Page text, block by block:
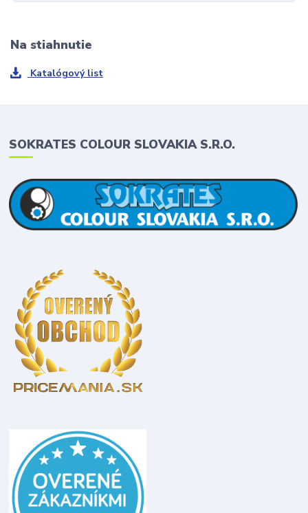
Na stiahnutie
Katalógový list
SOKRATES COLOUR SLOVAKIA S.R.O.